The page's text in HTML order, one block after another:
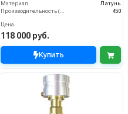
Материал
Латунь
Производительность (л/мин)
450
Цена
118 000 руб.
Купить